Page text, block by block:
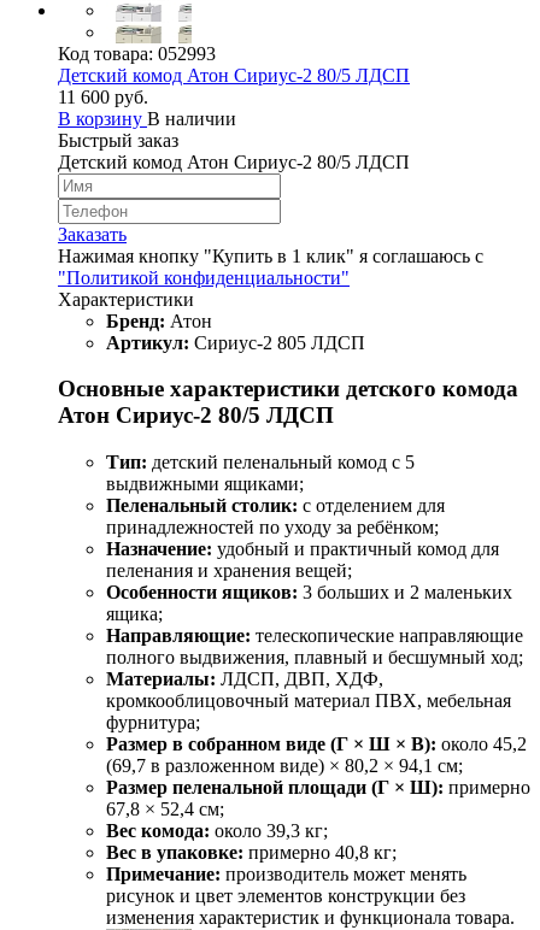
Код товара: 052993
Детский комод Атон Сириус-2 80/5 ЛДСП
11 600 руб.
В корзину В наличии
Быстрый заказ
Детский комод Атон Сириус-2 80/5 ЛДСП
Заказать
Нажимая кнопку "Купить в 1 клик" я соглашаюсь с
"Политикой конфиденциальности"
Характеристики
Бренд: Атон
Артикул: Сириус-2 805 ЛДСП
Основные характеристики детского комода
Атон Сириус-2 80/5 ЛДСП
Тип: детский пеленальный комод с 5
выдвижными ящиками;
Пеленальный столик: с отделением для
принадлежностей по уходу за ребёнком;
Назначение: удобный и практичный комод для
пеленания и хранения вещей;
Особенности ящиков: 3 больших и 2 маленьких
ящика;
Направляющие: телескопические направляющие
полного выдвижения, плавный и бесшумный ход;
Материалы: ЛДСП, ДВП, ХДФ,
кромкооблицовочный материал ПВХ, мебельная
фурнитура;
Размер в собранном виде (Г × Ш × В): около 45,2
(69,7 в разложенном виде) × 80,2 × 94,1 см;
Размер пеленальной площади (Г × Ш): примерно
67,8 × 52,4 см;
Вес комода: около 39,3 кг;
Вес в упаковке: примерно 40,8 кг;
Примечание: производитель может менять
рисунок и цвет элементов конструкции без
изменения характеристик и функционала товара.